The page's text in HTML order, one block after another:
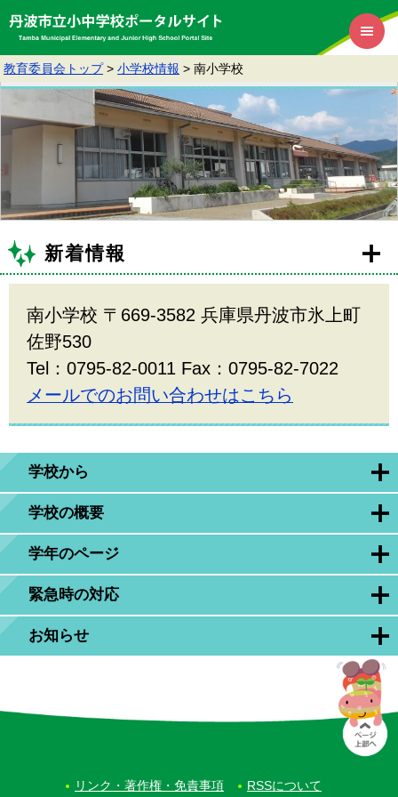
教育委員会トップ > 小学校情報 > 南小学校
学校から
学校の概要
学年のページ
緊急時の対応
お知らせ
新着情報
南小学校 〒669-3582 兵庫県丹波市氷上町
佐野530
Tel：0795-82-0011 Fax：0795-82-7022
メールでのお問い合わせはこちら
リンク・著作権・免責事項 RSSについて